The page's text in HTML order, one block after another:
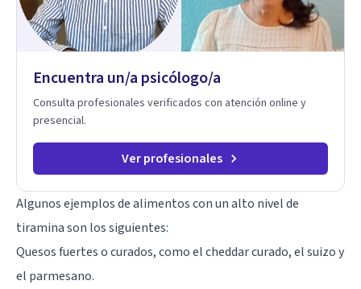
Encuentra un/a psicólogo/a
Consulta profesionales verificados con atención online y
presencial.
Ver profesionales
Algunos ejemplos de alimentos con un alto nivel de
tiramina son los siguientes:
Quesos fuertes o curados, como el cheddar curado, el suizo y
el parmesano.